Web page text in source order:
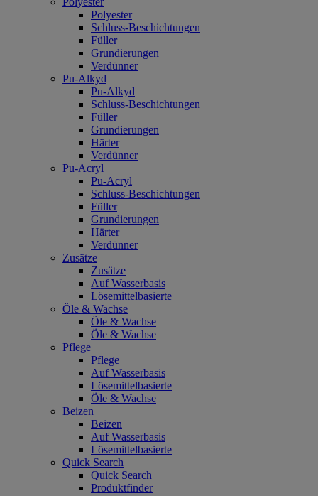
Polyester
Schluss-Beschichtungen
Füller
Grundierungen
Verdünner
Pu-Alkyd
Pu-Alkyd
Schluss-Beschichtungen
Füller
Grundierungen
Härter
Verdünner
Pu-Acryl
Pu-Acryl
Schluss-Beschichtungen
Füller
Grundierungen
Härter
Verdünner
Zusätze
Zusätze
Auf Wasserbasis
Lösemittelbasierte
Öle & Wachse
Öle & Wachse
Öle & Wachse
Pflege
Pflege
Auf Wasserbasis
Lösemittelbasierte
Öle & Wachse
Beizen
Beizen
Auf Wasserbasis
Lösemittelbasierte
Quick Search
Quick Search
Produktfinder